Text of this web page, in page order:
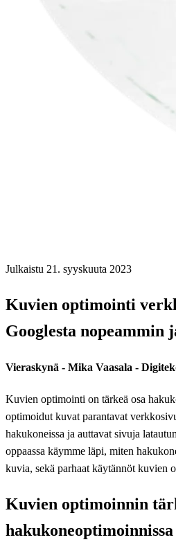
Julkaistu 21. syyskuuta 2023
Kuvien optimointi
Googlesta nopeammin
Vieraskynä - Mika Vaasala -
Kuvien optimointi on tärkeä osa
optimoidut kuvat parantavat
hakukoneissa ja auttavat sivuja
oppaassa käymme läpi, miten
kuvia, sekä parhaat käytännöt kuvien
Kuvien optimoinnin
hakukoneoptimoinnissa